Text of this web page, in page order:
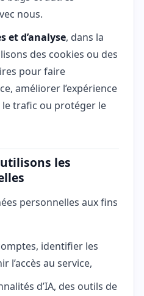
nous.
et d’analyse, dans la
des cookies ou des
pour faire
améliorer l’expérience
trafic ou protéger le
les
personnelles aux fins
identifier les
l’accès au service,
d’IA, des outils de